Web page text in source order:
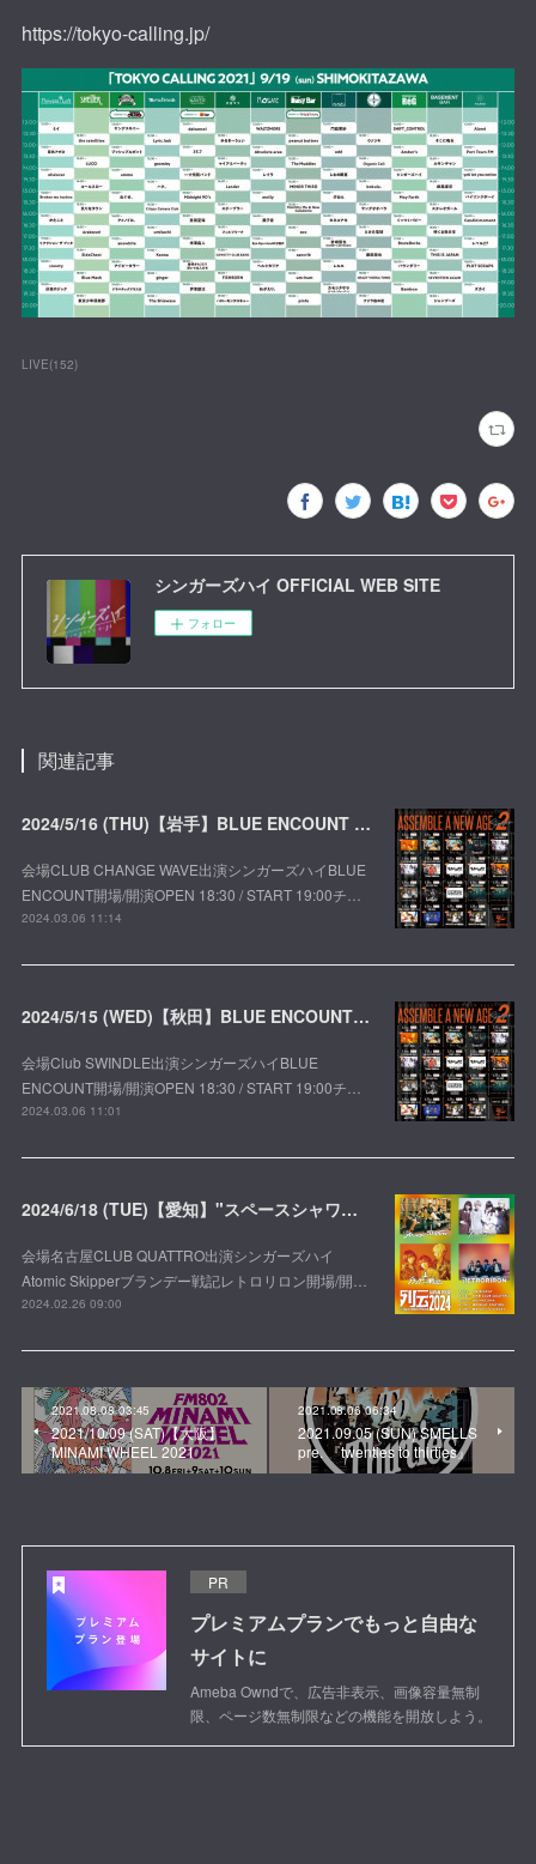
https://tokyo-calling.jp/
LIVE(152)
シンガーズハイ OFFICIAL WEB SITE
フォロー
関連記事
2024/5/16 (THU)【岩手】BLUE ENCOUNT 2MAN TOUR 2024 ASSEMBLE A NEW AGE -season2-
会場CLUB CHANGE WAVE出演シンガーズハイBLUE
ENCOUNT開場/開演OPEN 18:30 / START 19:00チ…
2024.03.06 11:14
2024/5/15 (WED)【秋田】BLUE ENCOUNT 2MAN TOUR 2024 ASSEMBLE A NEW AGE -season2-
会場Club SWINDLE出演シンガーズハイBLUE
ENCOUNT開場/開演OPEN 18:30 / START 19:00チ…
2024.03.06 11:01
2024/6/18 (TUE)【愛知】"スペースシャワー列伝 JAPAN TOUR 2024"
会場名古屋CLUB QUATTRO出演シンガーズハイ
Atomic Skipperブランデー戦記レトロリロン開場/開…
2024.02.26 09:00
2021.08.08 03:45
2021/10/09 (SAT)【大阪】
MINAMI WHEEL 2021
2021.08.06 06:34
2021.09.05 (SUN) SMELLS
pre. 『twenties to thirties』
PR
プレミアムプランでもっと自由な
サイトに
Ameba Owndで、広告非表示、画像容量無制
限、ページ数無制限などの機能を開放しよう。